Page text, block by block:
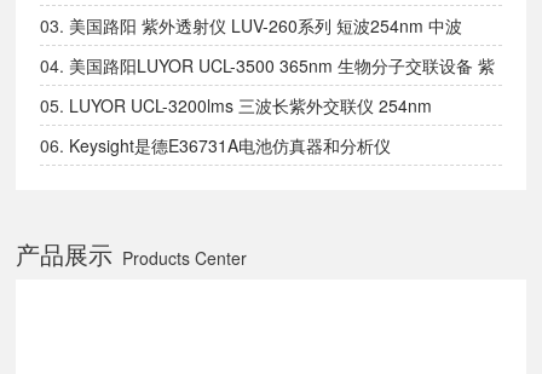
03. 美国路阳 紫外透射仪 LUV-260系列 短波254nm 中波
302nm 长波365nm
04. 美国路阳LUYOR UCL-3500 365nm 生物分子交联设备 紫
外交联仪
05. LUYOR UCL-3200lms 三波长紫外交联仪 254nm
302nm、365nm全波长设备
06. Keysight是德E36731A电池仿真器和分析仪
产品展示 Products Center